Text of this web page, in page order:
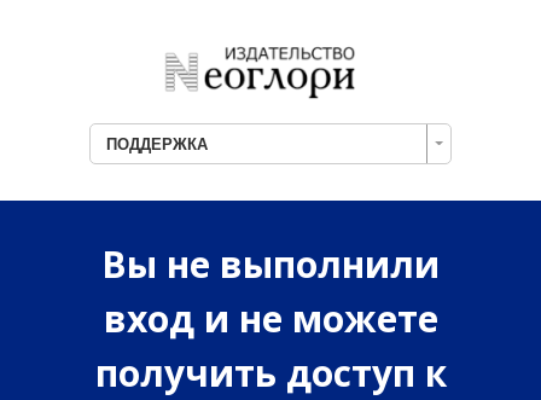
ПОДДЕРЖКА
Вы не выполнили
вход и не можете
получить доступ к